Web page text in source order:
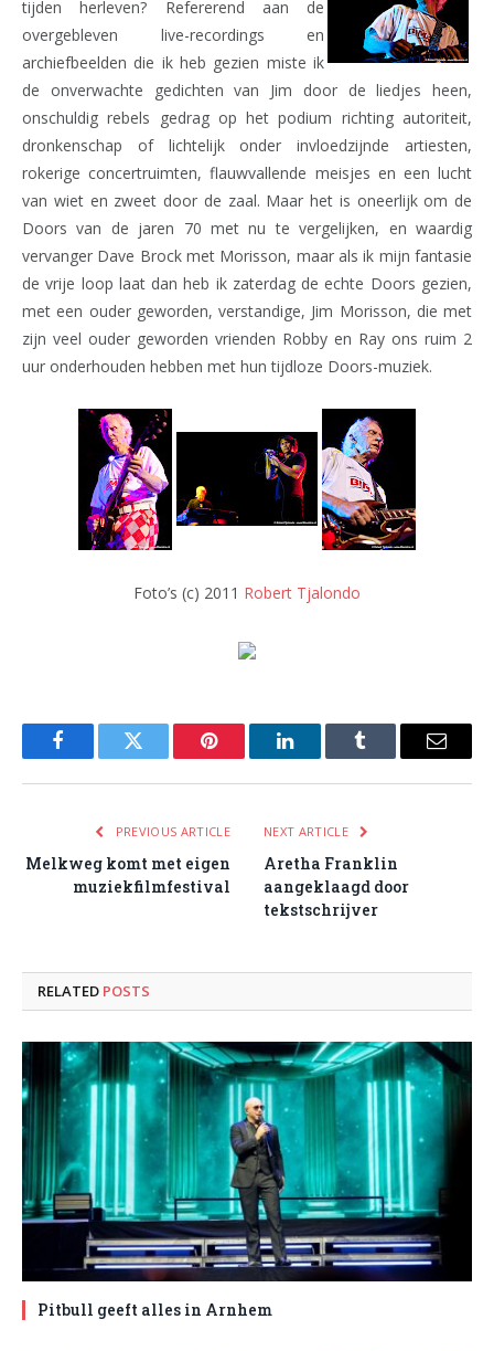
tijden herleven? Refererend aan de
overgebleven live-recordings en
archiefbeelden die ik heb gezien miste ik
de onverwachte gedichten van Jim door de liedjes heen,
onschuldig rebels gedrag op het podium richting autoriteit,
dronkenschap of lichtelijk onder invloedzijnde artiesten,
rokerige concertruimten, flauwvallende meisjes en een lucht
van wiet en zweet door de zaal. Maar het is oneerlijk om de
Doors van de jaren 70 met nu te vergelijken, en waardig
vervanger Dave Brock met Morisson, maar als ik mijn fantasie
de vrije loop laat dan heb ik zaterdag de echte Doors gezien,
met een ouder geworden, verstandige, Jim Morisson, die met
zijn veel ouder geworden vrienden Robby en Ray ons ruim 2
uur onderhouden hebben met hun tijdloze Doors-muziek.
Foto’s (c) 2011 Robert Tjalondo
FacebookTwitter Pinterest LinkedInTumblr Email
PREVIOUS ARTICLE
Melkweg komt met eigen
muziekfilmfestival
NEXT ARTICLE
Aretha Franklin
aangeklaagd door
tekstschrijver
RELATED POSTS
Pitbull geeft alles in Arnhem